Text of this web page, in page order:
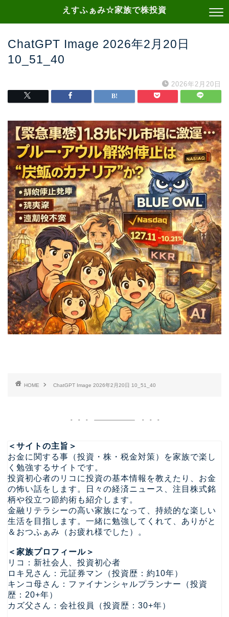
えすふぁみ☆家族で株投資
ChatGPT Image 2026年2月20日
10_51_40
2026年2月20日
HOME ChatGPT Image 2026年2月20日 10_51_40
＜サイトの主旨＞
お金に関する事（投資・株・税金対策）を家族で楽し
く勉強するサイトです。
投資初心者のリコに投資の基本情報を教えたり、お金
の怖い話をします。日々の経済ニュース、注目株式銘
柄や役立つ節約術も紹介します。
金融リテラシーの高い家族になって、持続的な楽しい
生活を目指します。一緒に勉強してくれて、ありがと
＆おつふぁみ（お疲れ様でした）。
＜家族プロフィール＞
リコ：新社会人、投資初心者
ロキ兄さん：元証券マン（投資歴：約10年）
キンコ母さん：ファイナンシャルプランナー（投資
歴：20+年）
カズ父さん：会社役員（投資歴：30+年）